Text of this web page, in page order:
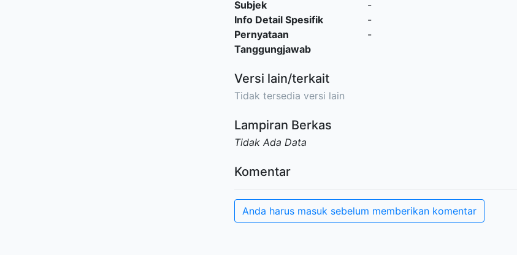
Subjek
-
Info Detail Spesifik
-
Pernyataan
Tanggungjawab
-
Versi lain/terkait
Tidak tersedia versi lain
Lampiran Berkas
Tidak Ada Data
Komentar
Anda harus masuk sebelum memberikan komentar